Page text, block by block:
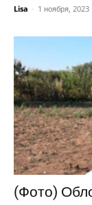
Lisa - 1 ноября, 2023
(Фото)